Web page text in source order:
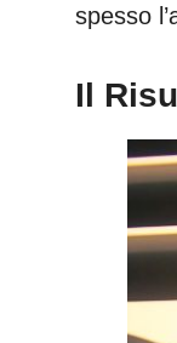
spesso
Il